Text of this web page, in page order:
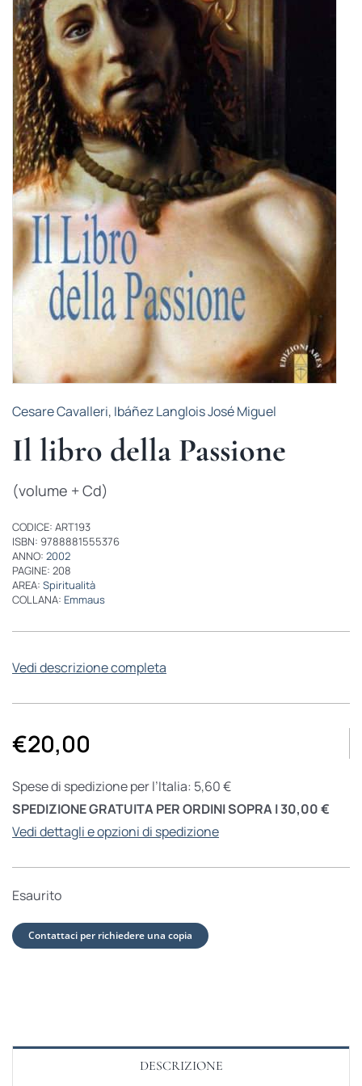
BIOGRAFIE
ATTUALITÀ
Cesare Cavalleri, Ibáñez Langlois José Miguel
Il libro della Passione
(volume + Cd)
CODICE: ART193
ISBN: 9788881555376
ANNO: 2002
PAGINE: 208
AREA: Spiritualità
COLLANA: Emmaus
Vedi descrizione completa
€20,00
Spese di spedizione per l’Italia: 5,60 €
SPEDIZIONE GRATUITA PER ORDINI SOPRA I 30,00 €
Vedi dettagli e opzioni di spedizione
Esaurito
Contattaci per richiedere una copia
DESCRIZIONE